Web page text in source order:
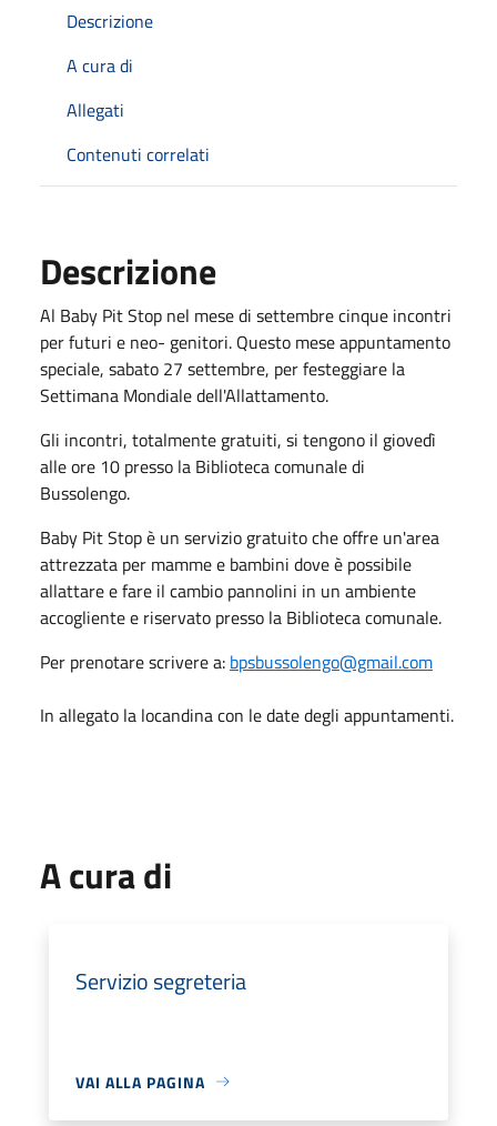
Descrizione
A cura di
Allegati
Contenuti correlati
Descrizione
Al Baby Pit Stop nel mese di settembre cinque incontri
per futuri e neo- genitori. Questo mese appuntamento
speciale, sabato 27 settembre, per festeggiare la
Settimana Mondiale dell'Allattamento.
Gli incontri, totalmente gratuiti, si tengono il giovedì
alle ore 10 presso la Biblioteca comunale di
Bussolengo.
Baby Pit Stop è un servizio gratuito che offre un'area
attrezzata per mamme e bambini dove è possibile
allattare e fare il cambio pannolini in un ambiente
accogliente e riservato presso la Biblioteca comunale.
Per prenotare scrivere a: bpsbussolengo@gmail.com
In allegato la locandina con le date degli appuntamenti.
A cura di
Servizio segreteria
VAI ALLA PAGINA